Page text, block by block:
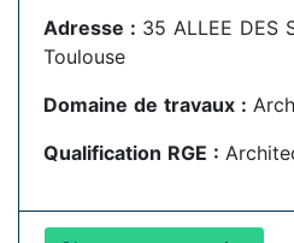
Adresse : 35 ALLEE DES
Toulouse
Domaine de travaux :
Qualification RGE :